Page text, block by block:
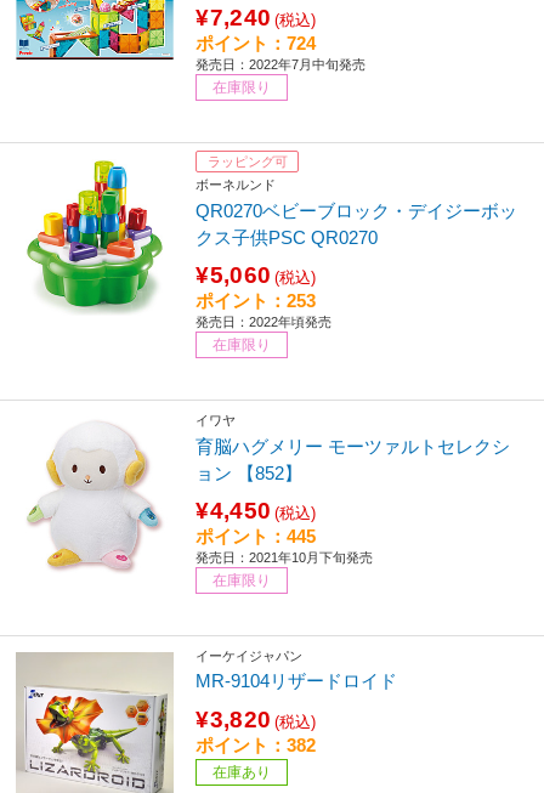
¥7,240 (税込)
ポイント：724
発売日：2022年7月中旬発売
在庫限り
ラッピング可
ボーネルンド
QR0270ベビーブロック・デイジーボッ
クス子供PSC QR0270
¥5,060 (税込)
ポイント：253
発売日：2022年頃発売
在庫限り
イワヤ
育脳ハグメリー モーツァルトセレクシ
ョン 【852】
¥4,450 (税込)
ポイント：445
発売日：2021年10月下旬発売
在庫限り
イーケイジャパン
MR-9104リザードロイド
¥3,820 (税込)
ポイント：382
在庫あり